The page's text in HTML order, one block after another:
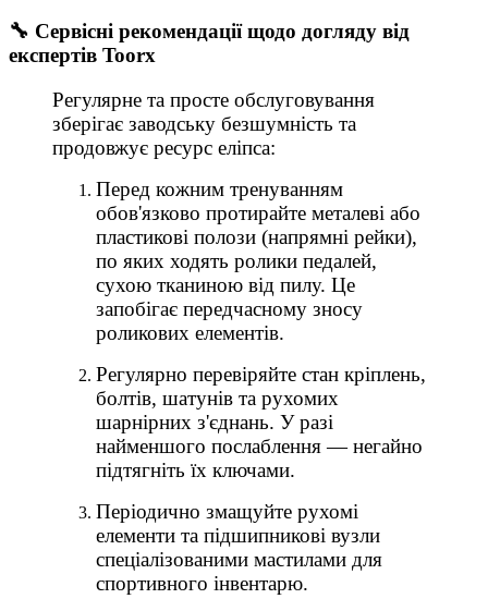
🔧 Сервісні рекомендації щодо догляду від
експертів Toorx
Регулярне та просте обслуговування
зберігає заводську безшумність та
продовжує ресурс еліпса:
Перед кожним тренуванням
обов'язково протирайте металеві або
пластикові полози (напрямні рейки),
по яких ходять ролики педалей,
сухою тканиною від пилу. Це
запобігає передчасному зносу
роликових елементів.
Регулярно перевіряйте стан кріплень,
болтів, шатунів та рухомих
шарнірних з'єднань. У разі
найменшого послаблення — негайно
підтягніть їх ключами.
Періодично змащуйте рухомі
елементи та підшипникові вузли
спеціалізованими мастилами для
спортивного інвентарю.